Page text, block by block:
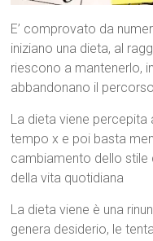
E’ comprovato da
iniziano una dieta, al
riescono a mantenerlo,
abbandonano il
La dieta viene
tempo x e poi basta
cambiamento dello stile
della vita quotidiana
La dieta viene è una
genera desiderio, le